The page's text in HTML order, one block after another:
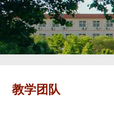
教学团队